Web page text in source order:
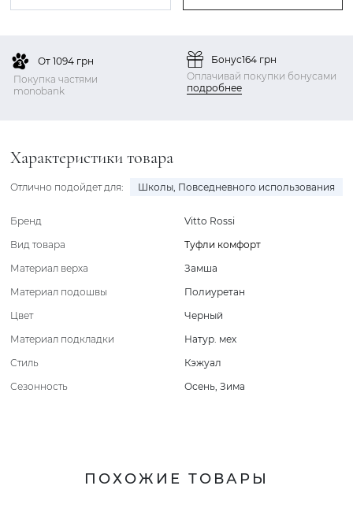
От 1094 грн
Покупка частями
monobank
Бонус164 грн
Оплачивай покупки бонусами
подробнее
Характеристики товара
Отлично подойдет для: Школы, Повседневного использования
Бренд
Vitto Rossi
Вид товара
Туфли комфорт
Материал верха
Замша
Материал подошвы
Полиуретан
Цвет
Черный
Материал подкладки
Натур. мех
Стиль
Кэжуал
Сезонность
Осень, Зима
ПОХОЖИЕ ТОВАРЫ